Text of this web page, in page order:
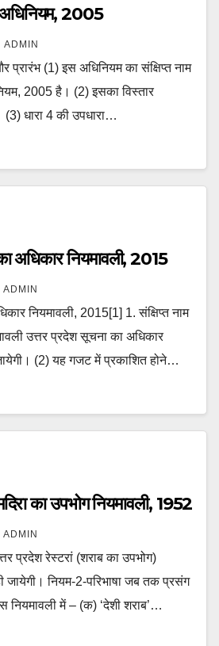
2005
ADMIN
प्रारंभ (1) इस अधिनियम का संक्षिप्‍त नाम
2005 है। (2) इसका विस्तार
(3) धारा 4 की उपधारा…
अधिकार नियमावली, 2015
ADMIN
नियमावली, 2015[1] 1. संक्षिप्त नाम
उत्तर प्रदेश सूचना का अधिकार
(2) यह गजट में प्रकाशित होने…
का उपभोग नियमावली, 1952
ADMIN
प्रदेश रेस्टरां (शराब का उपभोग)
जायेगी। नियम-2-परिभाषा जब तक प्रसंग
नियमावली में – (क) ‘देशी शराब’…